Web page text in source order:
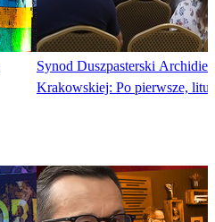
Synod Duszpasterski
Krakowskiej: Po pierwsze,